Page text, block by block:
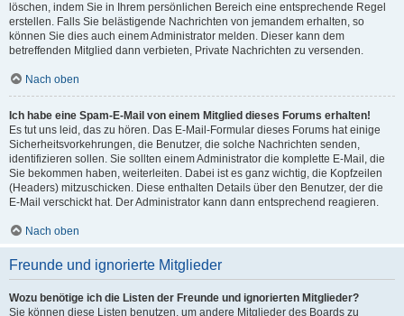
löschen, indem Sie in Ihrem persönlichen Bereich eine entsprechende Regel
erstellen. Falls Sie belästigende Nachrichten von jemandem erhalten, so
können Sie dies auch einem Administrator melden. Dieser kann dem
betreffenden Mitglied dann verbieten, Private Nachrichten zu versenden.
Nach oben
Ich habe eine Spam-E-Mail von einem Mitglied dieses Forums erhalten!
Es tut uns leid, das zu hören. Das E-Mail-Formular dieses Forums hat einige
Sicherheitsvorkehrungen, die Benutzer, die solche Nachrichten senden,
identifizieren sollen. Sie sollten einem Administrator die komplette E-Mail, die
Sie bekommen haben, weiterleiten. Dabei ist es ganz wichtig, die Kopfzeilen
(Headers) mitzuschicken. Diese enthalten Details über den Benutzer, der die
E-Mail verschickt hat. Der Administrator kann dann entsprechend reagieren.
Nach oben
Freunde und ignorierte Mitglieder
Wozu benötige ich die Listen der Freunde und ignorierten Mitglieder?
Sie können diese Listen benutzen, um andere Mitglieder des Boards zu